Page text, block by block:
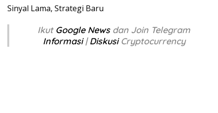
Sinyal Lama, Strategi Baru
Ikut Google News dan Join Telegram
Informasi|DiskusiCryptocurrency